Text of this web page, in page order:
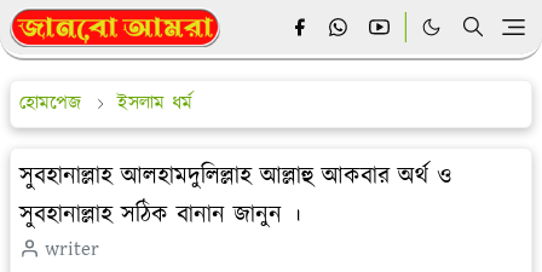
হোমপেজ ইসলাম ধর্ম
সুবহানাল্লাহ আলহামদুলিল্লাহ আল্লাহু আকবার অর্থ ও
সুবহানাল্লাহ সঠিক বানান জানুন ।
writer